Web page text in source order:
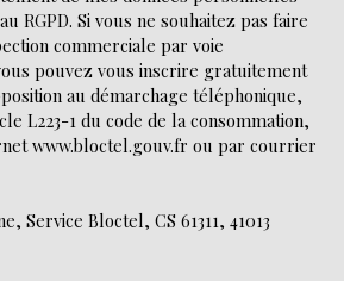
RGPD. Si vous ne souhaitez pas faire
commerciale par voie
pouvez vous inscrire gratuitement
au démarchage téléphonique,
L223-1 du code de la consommation,
www.bloctel.gouv.fr ou par courrier
Service Bloctel, CS 61311, 41013